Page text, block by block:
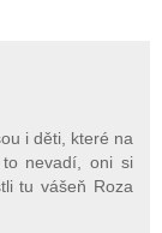
i děti, které na
to nevadí, oni si
tu vášeň Roza